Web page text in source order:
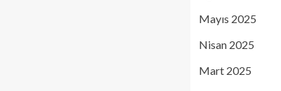
Mayıs 2025
Nisan 2025
Mart 2025